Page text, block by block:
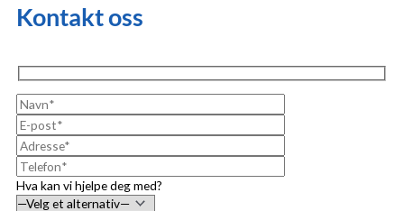
Kontakt oss
Hva kan vi hjelpe deg med?